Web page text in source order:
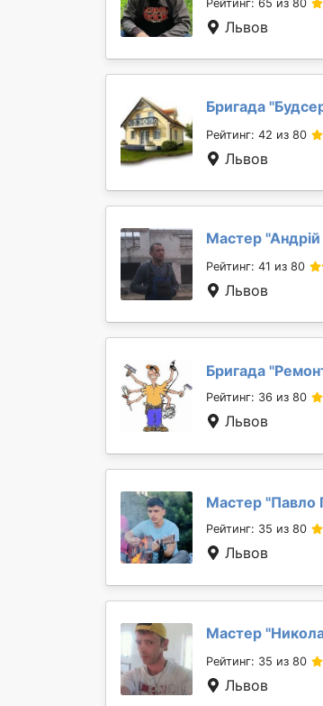
Рейтинг: 65 из 80
Львов
Бригада "
Рейтинг: 42 из 80
Львов
Мастер "
Рейтинг: 41 из 80
Львов
Бригада "
Рейтинг: 36 из 80
Львов
Мастер "Павло
Рейтинг: 35 из 80
Львов
Мастер "
Рейтинг: 35 из 80
Львов